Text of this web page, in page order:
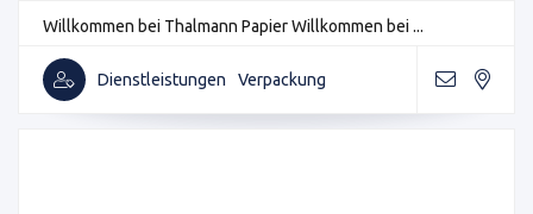
Willkommen bei Thalmann Papier Willkommen bei ...
Dienstleistungen Verpackung